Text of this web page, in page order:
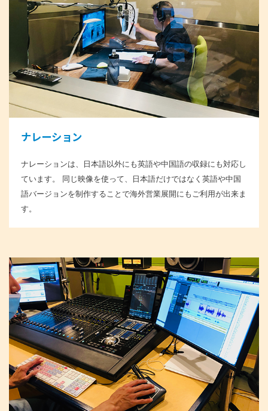
ナレーション
ナレーションは、日本語以外にも英語や中国語の収録にも対応し
ています。 同じ映像を使って、日本語だけではなく英語や中国
語バージョンを制作することで海外営業展開にもご利用が出来ま
す。